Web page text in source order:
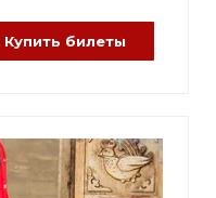
Купить билеты